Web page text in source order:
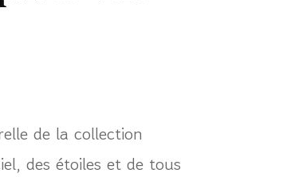
de la collection
des étoiles et de tous